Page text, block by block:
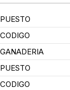
PUESTO
CODIGO
GANADERIA
PUESTO
CODIGO